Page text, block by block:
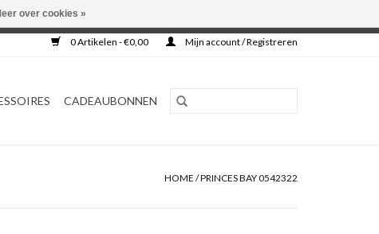
0 Artikelen - €0,00 Mijn account / Registreren
CADEAUBONNEN
HOME /PRINCES BAY 0542322
over cookies »